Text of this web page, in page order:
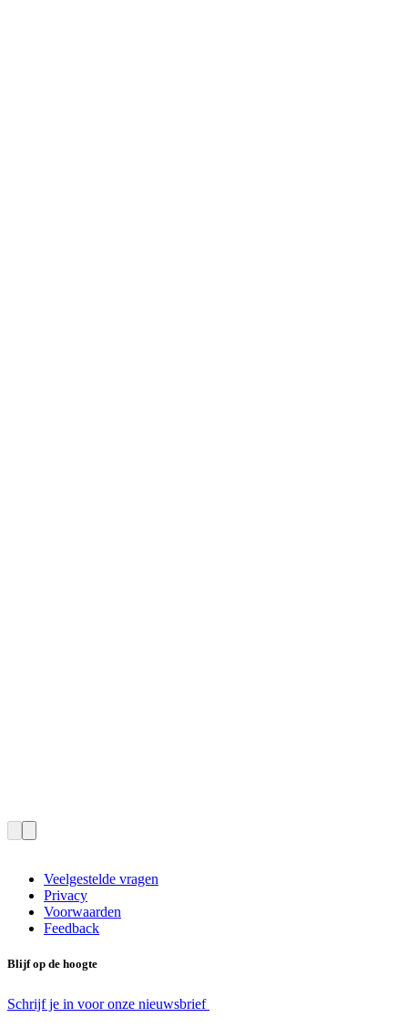
Veelgestelde vragen
Privacy
Voorwaarden
Feedback
Blijf op de hoogte
Schrijf je in voor onze nieuwsbrief